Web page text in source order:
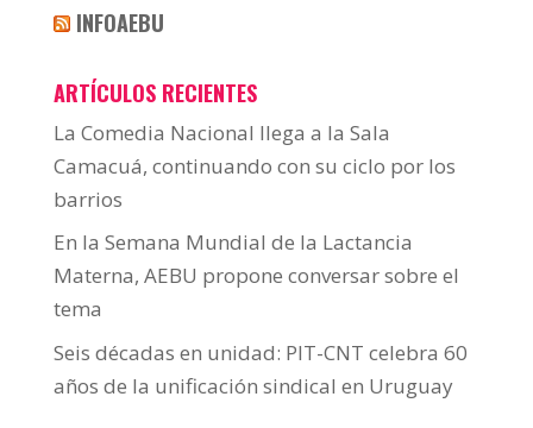
INFOAEBU
ARTÍCULOS RECIENTES
La Comedia Nacional llega a la Sala
Camacuá, continuando con su ciclo por los
barrios
En la Semana Mundial de la Lactancia
Materna, AEBU propone conversar sobre el
tema
Seis décadas en unidad: PIT-CNT celebra 60
años de la unificación sindical en Uruguay